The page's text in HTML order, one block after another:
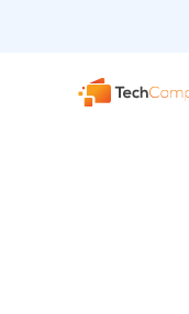
TechCompenso